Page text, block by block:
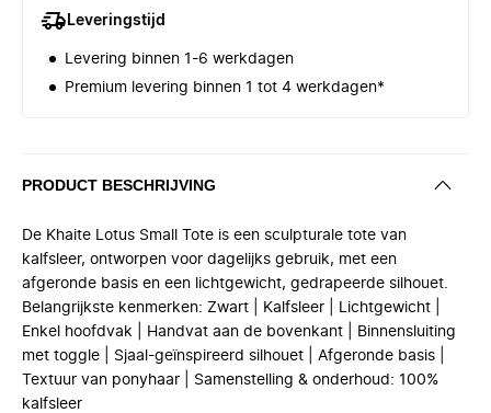
Leveringstijd
Levering binnen 1-6 werkdagen
Premium levering binnen 1 tot 4 werkdagen*
PRODUCT BESCHRIJVING
De Khaite Lotus Small Tote is een sculpturale tote van
kalfsleer, ontworpen voor dagelijks gebruik, met een
afgeronde basis en een lichtgewicht, gedrapeerde silhouet.
Belangrijkste kenmerken: Zwart | Kalfsleer | Lichtgewicht |
Enkel hoofdvak | Handvat aan de bovenkant | Binnensluiting
met toggle | Sjaal-geïnspireerd silhouet | Afgeronde basis |
Textuur van ponyhaar | Samenstelling & onderhoud: 100%
kalfsleer